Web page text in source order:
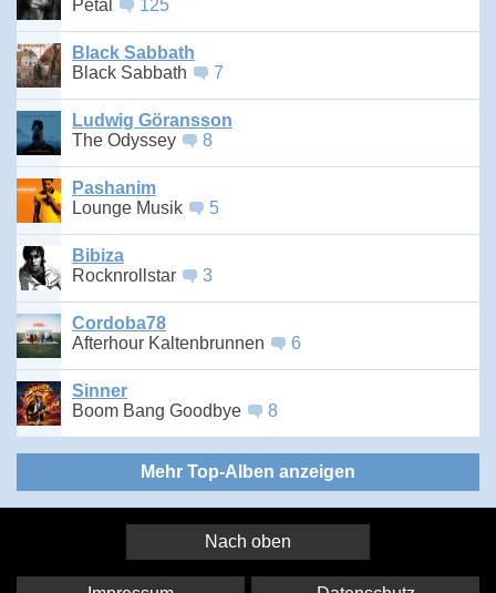
Petal
125
Black Sabbath
Black Sabbath
7
Ludwig Göransson
The Odyssey
8
Pashanim
Lounge Musik
5
Bibiza
Rocknrollstar
3
Cordoba78
Afterhour Kaltenbrunnen
6
Sinner
Boom Bang Goodbye
8
Mehr Top-Alben anzeigen
Nach oben